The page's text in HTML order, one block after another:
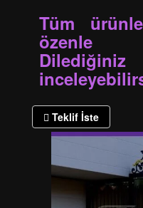
Tüm
özenle
Teklif İste